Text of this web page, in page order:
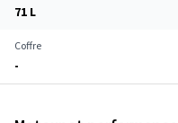
71 L
Coffre
-